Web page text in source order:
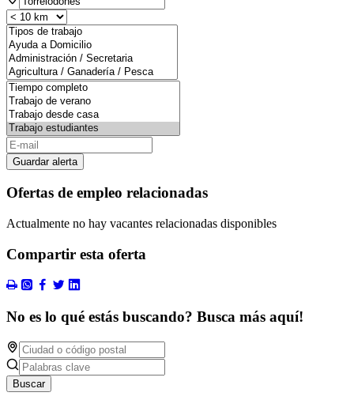
Guardar alerta
Ofertas de empleo relacionadas
Actualmente no hay vacantes relacionadas disponibles
Compartir esta oferta
No es lo qué estás buscando? Busca más aquí!
Buscar